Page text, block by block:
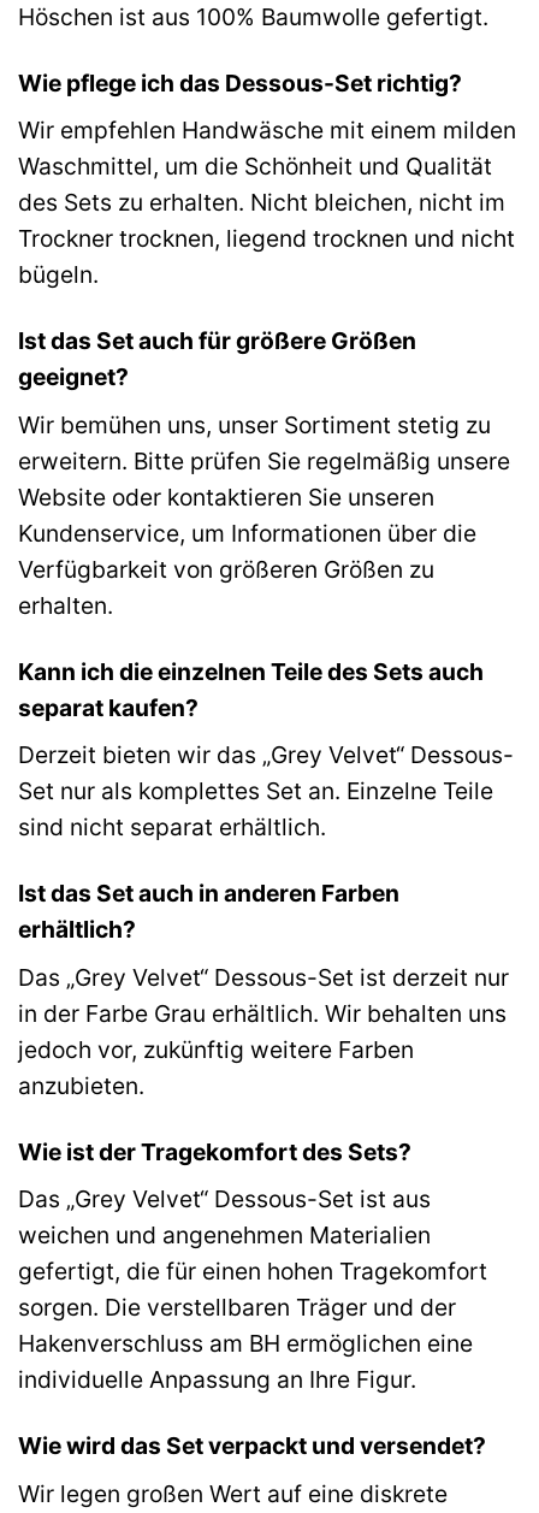
Höschen ist aus 100% Baumwolle gefertigt.
Wie pflege ich das Dessous-Set richtig?
Wir empfehlen Handwäsche mit einem milden
Waschmittel, um die Schönheit und Qualität
des Sets zu erhalten. Nicht bleichen, nicht im
Trockner trocknen, liegend trocknen und nicht
bügeln.
Ist das Set auch für größere Größen
geeignet?
Wir bemühen uns, unser Sortiment stetig zu
erweitern. Bitte prüfen Sie regelmäßig unsere
Website oder kontaktieren Sie unseren
Kundenservice, um Informationen über die
Verfügbarkeit von größeren Größen zu
erhalten.
Kann ich die einzelnen Teile des Sets auch
separat kaufen?
Derzeit bieten wir das „Grey Velvet“ Dessous-
Set nur als komplettes Set an. Einzelne Teile
sind nicht separat erhältlich.
Ist das Set auch in anderen Farben
erhältlich?
Das „Grey Velvet“ Dessous-Set ist derzeit nur
in der Farbe Grau erhältlich. Wir behalten uns
jedoch vor, zukünftig weitere Farben
anzubieten.
Wie ist der Tragekomfort des Sets?
Das „Grey Velvet“ Dessous-Set ist aus
weichen und angenehmen Materialien
gefertigt, die für einen hohen Tragekomfort
sorgen. Die verstellbaren Träger und der
Hakenverschluss am BH ermöglichen eine
individuelle Anpassung an Ihre Figur.
Wie wird das Set verpackt und versendet?
Wir legen großen Wert auf eine diskrete